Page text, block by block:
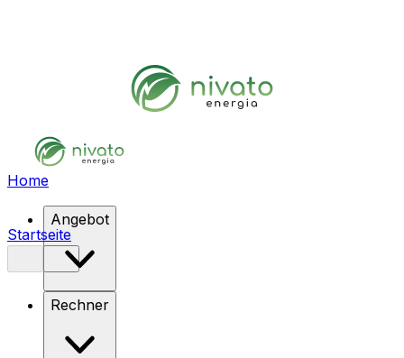
Home
Angebot
Rechner
Startseite